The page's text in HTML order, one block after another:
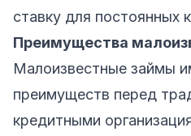
ставку для постоянных
Преимущества
Малоизвестные займы
преимуществ перед
кредитными